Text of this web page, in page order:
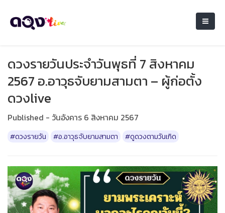
ดวงรายวันประจำวันพุธที่ 7 สิงหาคม
2567 อ.อาวุธจับยามสามตา – ผู้ก่อตั้ง
ดวงlive
Published - วันอังคาร 6 สิงหาคม 2567
#ดวงรายวัน #อ.อาวุธจับยามสามตา #ดูดวงตามวันเกิด